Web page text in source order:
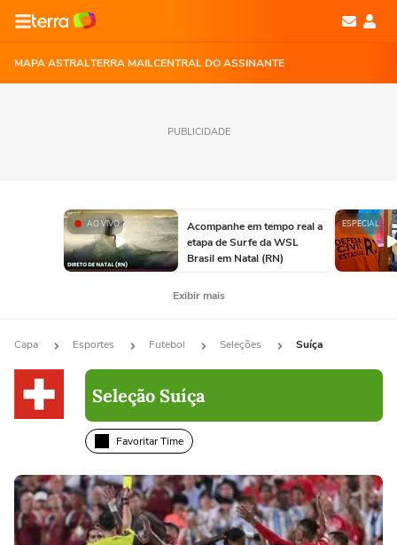
MAPA ASTRALTERRA MAILCENTRAL DO ASSINANTE
PUBLICIDADE
AO VIVO
Acompanhe em tempo real a
etapa de Surfe da WSL
Brasil em Natal (RN)
ESPECIAL
Exibir mais
Capa Esportes Futebol Seleções Suíça
Seleção Suíça
Favoritar Time